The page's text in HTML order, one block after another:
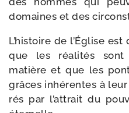
domaines et des
L’histoire de l’Église
que les réa­li­tés
matière et que les
grâces inhé­rentes à
rés par l’at­trait du